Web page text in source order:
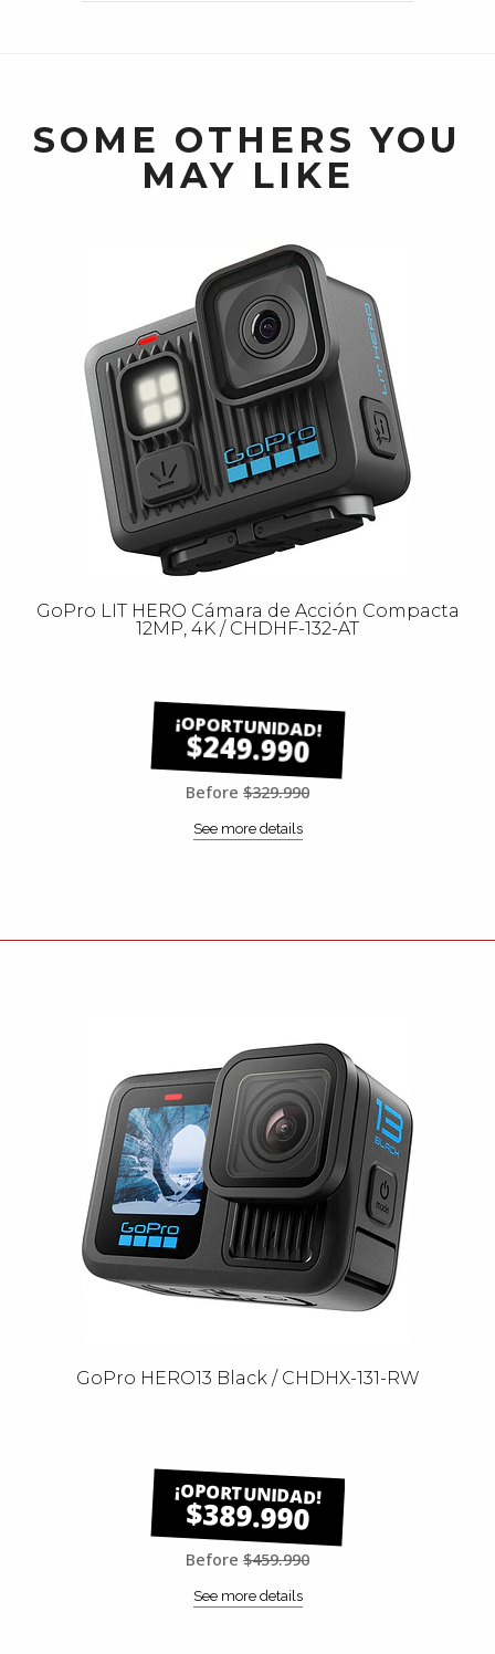
SOME OTHERS YOU
MAY LIKE
GoPro LIT HERO Cámara de Acción Compacta
12MP, 4K / CHDHF-132-AT
$249.990
Before $329.990
See more details
GoPro HERO13 Black / CHDHX-131-RW
$389.990
Before $459.990
See more details